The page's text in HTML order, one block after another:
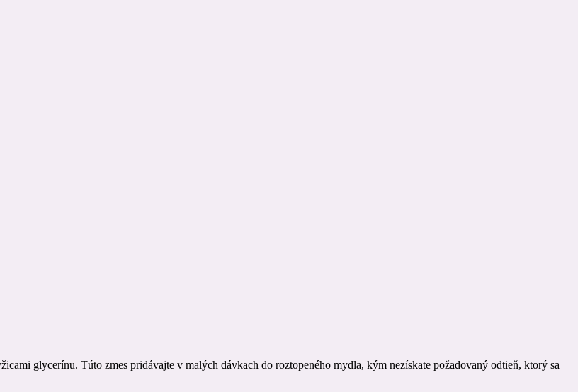
glycerínu. Túto zmes pridávajte v malých dávkach do roztopeného mydla, kým nezískate požadovaný odtieň, ktorý sa